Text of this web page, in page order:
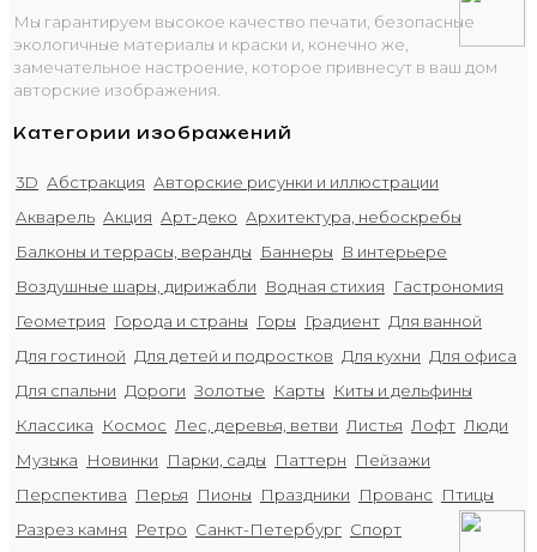
Мы гарантируем высокое качество печати, безопасные
экологичные материалы и краски и, конечно же,
замечательное настроение, которое привнесут в ваш дом
авторские изображения.
Категории изображений
3D Абстракция Авторские рисунки и иллюстрации
Акварель Акция Арт-деко Архитектура, небоскребы
Балконы и террасы, веранды
Баннеры
В интерьере
Воздушные шары, дирижабли
Водная стихия
Гастрономия
Геометрия
Города и страны Горы Градиент Для ванной
Для гостиной Для детей и подростков Для кухни Для офиса
Для спальни Дороги Золотые Карты
Киты и дельфины
Классика
Космос Лес, деревья, ветви Листья Лофт Люди
Музыка
Новинки Парки, сады Паттерн
Пейзажи
Перспектива
Перья Пионы Праздники Прованс
Птицы
Разрез камня
Ретро Санкт-Петербург Спорт